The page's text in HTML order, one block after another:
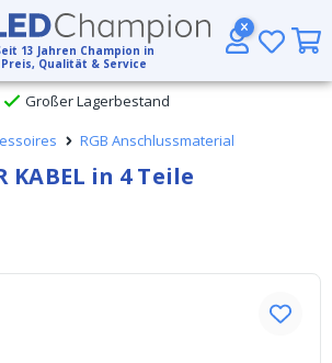
13 Jahren Champion in
Preis, Qualität & Service
5 Jahre Garantie
Großer Lagerbestand
Versand ab € 49,- (DHL)
RGB Anschlussmaterial
KABEL in 4 Teile